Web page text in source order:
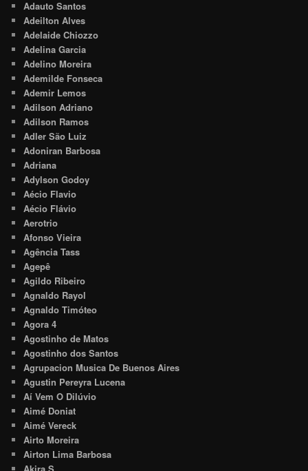
Adauto Santos
Adeilton Alves
Adelaide Chiozzo
Adelina Garcia
Adelino Moreira
Ademilde Fonseca
Ademir Lemos
Adilson Adriano
Adilson Ramos
Adler São Luiz
Adoniran Barbosa
Adriana
Adylson Godoy
Aécio Flavio
Aécio Flávio
Aerotrio
Afonso Vieira
Agência Tass
Agepê
Agildo Ribeiro
Agnaldo Rayol
Agnaldo Timóteo
Agora 4
Agostinho de Matos
Agostinho dos Santos
Agrupacion Musica De Buenos Aires
Agustin Pereyra Lucena
Aí Vem O Dilúvio
Aimé Doniat
Aimé Vereck
Airto Moreira
Airton Lima Barbosa